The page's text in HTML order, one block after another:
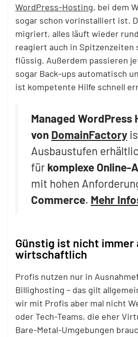
WordPress-Hosting, bei dem
sogar schon vorinstalliert ist.
migriert, alles läuft wieder
reagiert auch in Spitzenzeiten
flüssig. Außerdem passieren
sogar Back-ups automatisch
ist kompetente Hilfe schnell
Managed WordPress
von DomainFactory
Ausbaustufen
für komplexe
mit hohen
Commerce. Mehr
Günstig ist nicht immer
wirtschaftlich
Profis nutzen nur in
Billighosting – das gilt
wir mit Profis aber mal nicht
oder Tech-Teams, die eher
Bare-Metal-Umgebungen